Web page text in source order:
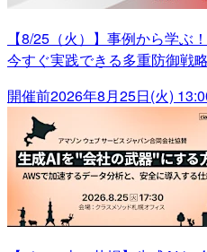
【8/25（火）】事例から学ぶ
今すぐ実践できる多重防御戦略
開催前2026年8月25日(火)